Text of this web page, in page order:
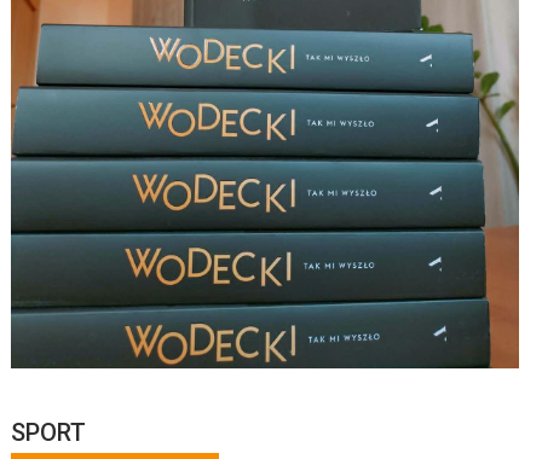
SPORT